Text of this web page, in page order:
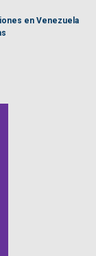
en Venezuela